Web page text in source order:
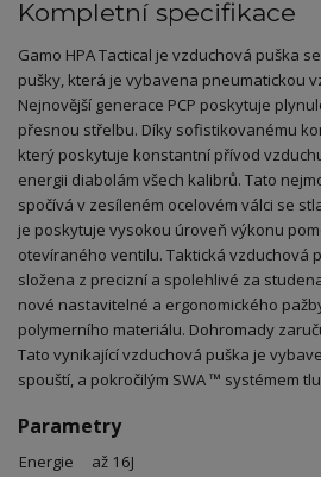
Kompletní specifikace
Gamo HPA Tactical je vzduchová puška
pušky, která je vybavena pneumatickou
Nejnovější generace PCP poskytuje
přesnou střelbu. Díky sofistikovanému
který poskytuje konstantní přívod
energii diabolám všech kalibrů. Tato
spočívá v zesíleném ocelovém válci se
je poskytuje vysokou úroveň výkonu
otevíraného ventilu. Taktická vzduchová
složena z precizní a spolehlivé za
nové nastavitelné a ergonomického
polymerního materiálu. Dohromady
Tato vynikající vzduchová puška je
spouští, a pokročilým SWA ™ systémem
Parametry
Energie
až 16J